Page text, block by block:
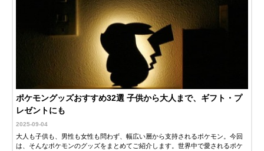
ポケモングッズおすすめ32選 子供から大人まで、ギフト・プ
レゼントにも
2025-09-04
大人も子供も、男性も女性も問わず、幅広い層から支持されるポケモン。今回
は、そんなポケモンのグッズをまとめてご紹介します。世界中で愛されるポケ